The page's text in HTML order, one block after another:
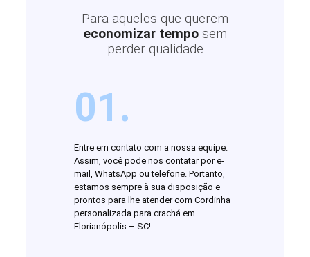
Para aqueles que querem
economizar tempo sem
perder qualidade
01.
Entre em contato com a nossa equipe.
Assim, você pode nos contatar por e-
mail, WhatsApp ou telefone. Portanto,
estamos sempre à sua disposição e
prontos para lhe atender com Cordinha
personalizada para crachá em
Florianópolis – SC!